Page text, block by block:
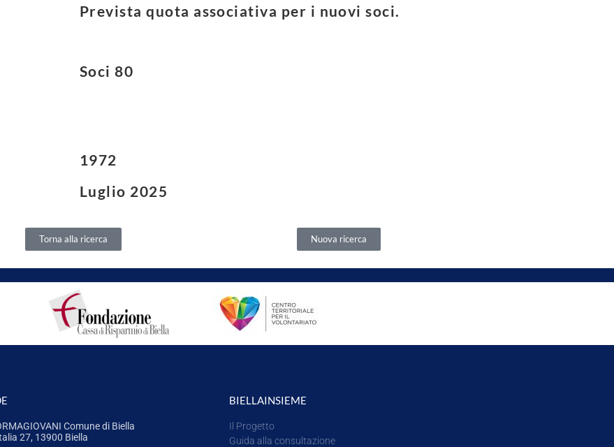
Prevista quota associativa per i nuovi soci.
Soci 80
1972
Luglio 2025
Torna alla ricerca Nuova ricerca
Comune di Biella
27, 13900 Biella
BIELLAINSIEME
Il Progetto
Guida alla consultazione